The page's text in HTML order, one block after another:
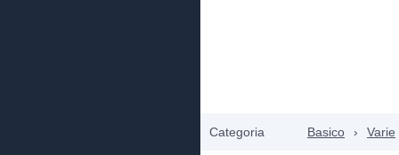
Categoria Basico › Varie